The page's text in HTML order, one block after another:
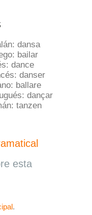
dansa
bailar
dance
danser
ballare
dançar
tanzen
esta
.